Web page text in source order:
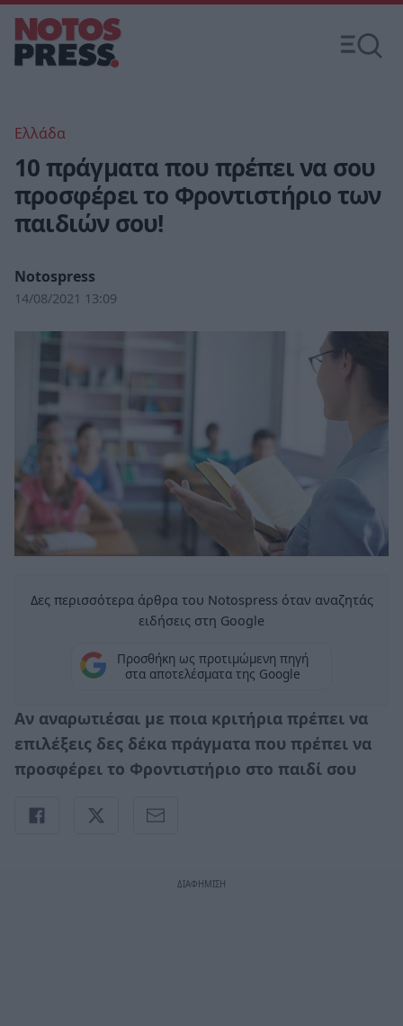
Ελλάδα
10 πράγματα που πρέπει να σου
προσφέρει το Φροντιστήριο των
παιδιών σου!
Notospress
14/08/2021 13:09
Δες περισσότερα άρθρα του Notospress όταν αναζητάς
ειδήσεις στη Google
Προσθήκη ως προτιμώμενη πηγή
στα αποτελέσματα της Google
Αν αναρωτιέσαι με ποια κριτήρια πρέπει να
επιλέξεις δες δέκα πράγματα που πρέπει να
προσφέρει το Φροντιστήριο στο παιδί σου